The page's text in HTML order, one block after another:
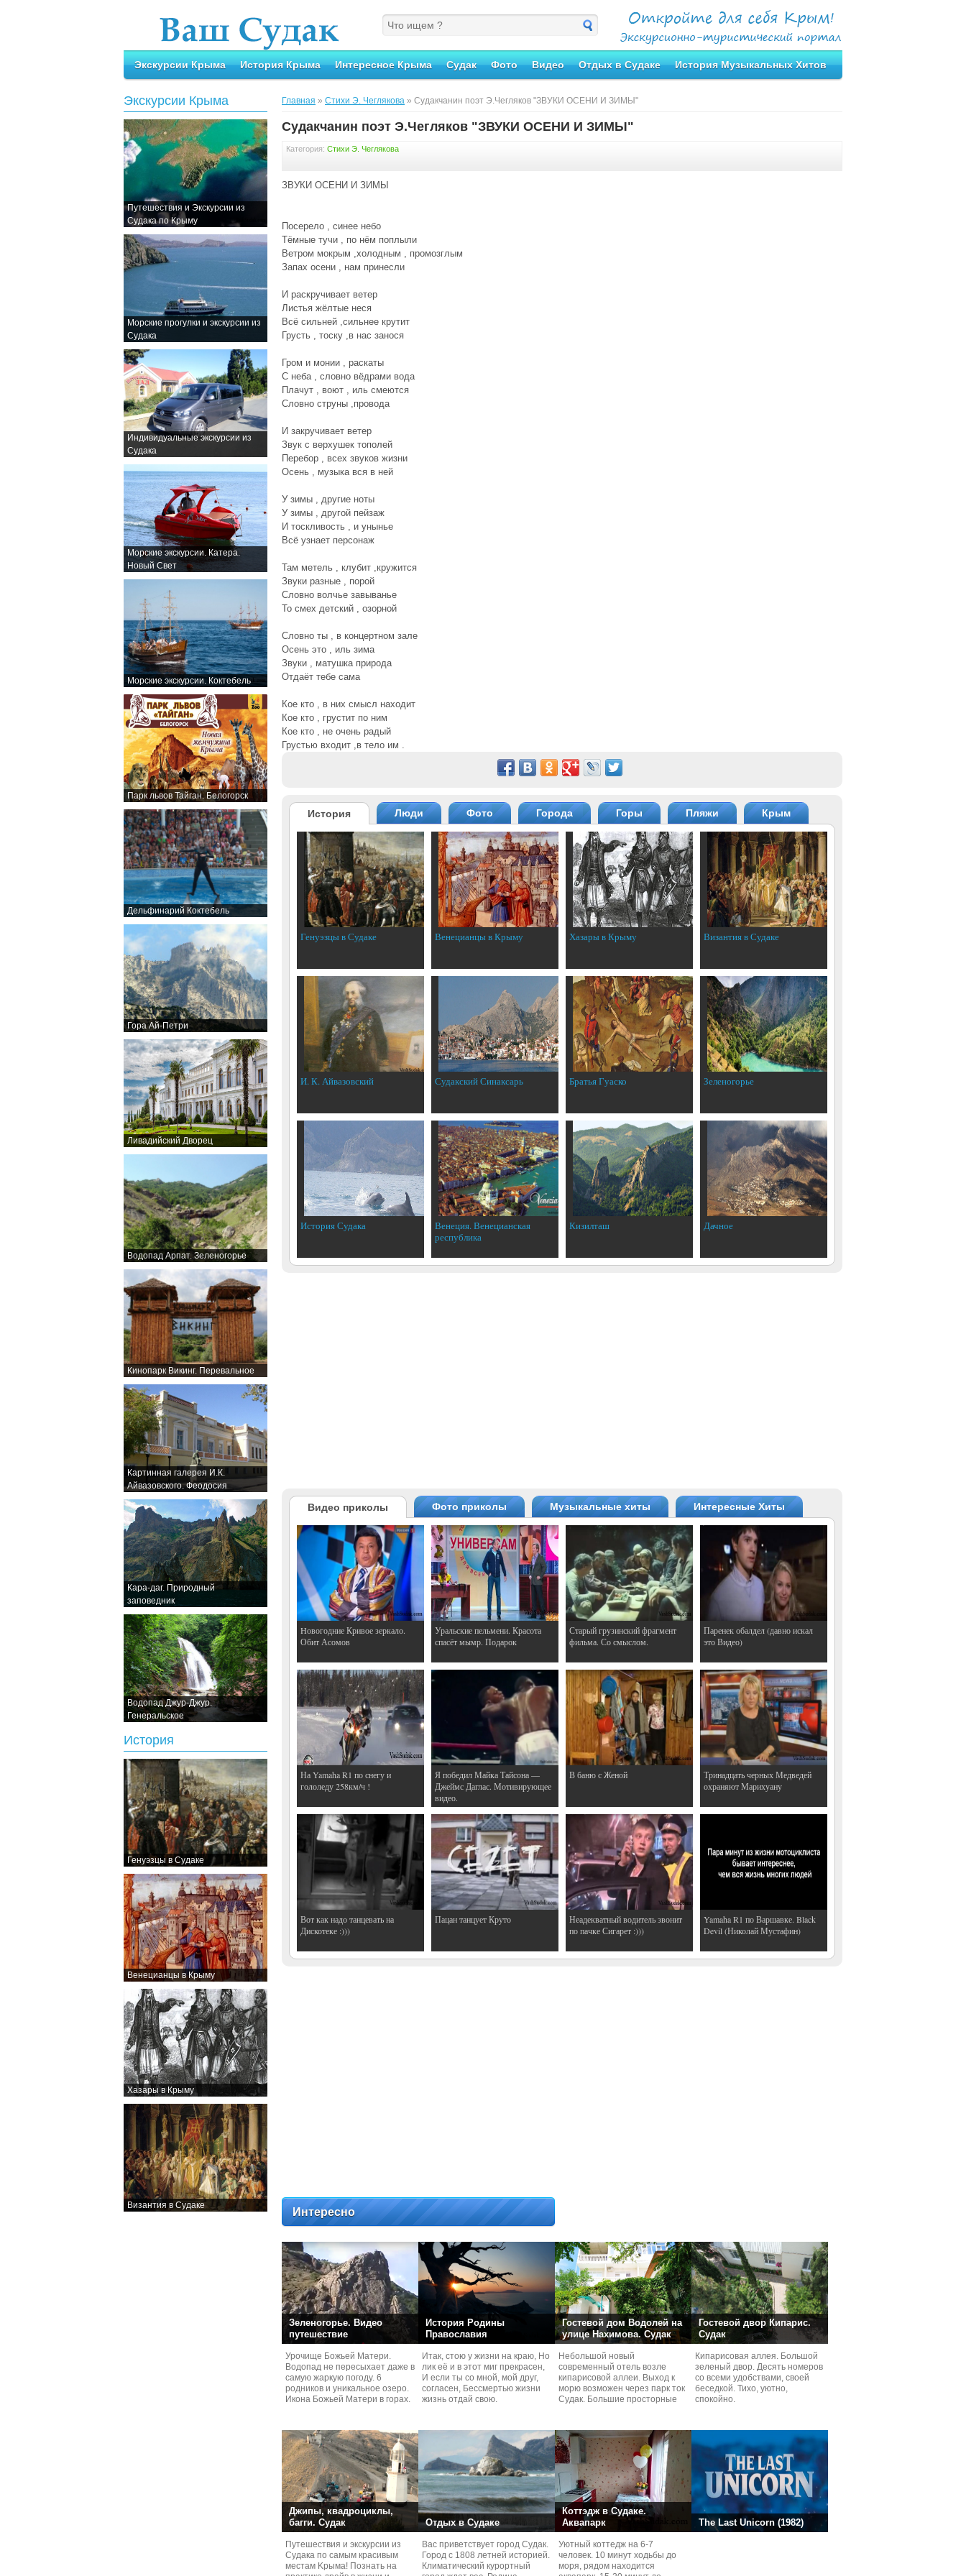
Экскурсии Крыма История Крыма Интересное Крыма Судак Фото Видео Отдых в Судаке История Музыкальных Хитов
Экскурсии Крыма
Путешествия и Экскурсии из
Судака по Крыму
Морские прогулки и экскурсии из
Судака
Индивидуальные экскурсии из
Судака
Морские экскурсии. Катера.
Новый Свет
Морские экскурсии. Коктебель
Парк львов Тайган. Белогорск
Дельфинарий Коктебель
Гора Ай-Петри
Ливадийский Дворец
Водопад Арпат. Зеленогорье
Кинопарк Викинг. Перевальное
Картинная галерея И.К.
Айвазовского. Феодосия
Кара-даг. Природный
заповедник
Водопад Джур-Джур.
Генеральское
История
Генуэзцы в Судаке
Венецианцы в Крыму
Хазары в Крыму
Византия в Судаке
Главная » Стихи Э. Чеглякова » Судакчанин поэт Э.Чегляков "ЗВУКИ ОСЕНИ И ЗИМЫ"
Судакчанин поэт Э.Чегляков "ЗВУКИ ОСЕНИ И ЗИМЫ"
Категория: Стихи Э. Чеглякова
ЗВУКИ ОСЕНИ И ЗИМЫ
Посерело , синее небо
Тёмные тучи , по нём поплыли
Ветром мокрым ,холодным , промозглым
Запах осени , нам принесли
И раскручивает ветер
Листья жёлтые неся
Всё сильней ,сильнее крутит
Грусть , тоску ,в нас занося
Гром и монии , раскаты
С неба , словно вёдрами вода
Плачут , воют , иль смеются
Словно струны ,провода
И закручивает ветер
Звук с верхушек тополей
Перебор , всех звуков жизни
Осень , музыка вся в ней
У зимы , другие ноты
У зимы , другой пейзаж
И тоскливость , и унынье
Всё узнает персонаж
Там метель , клубит ,кружится
Звуки разные , порой
Словно волчье завыванье
То смех детский , озорной
Словно ты , в концертном зале
Осень это , иль зима
Звуки , матушка природа
Отдаёт тебе сама
Кое кто , в них смысл находит
Кое кто , грустит по ним
Кое кто , не очень радый
Грустью входит ,в тело им .
История Люди Фото Города Горы Пляжи Крым
Генуэзцы в Судаке Венецианцы в Крыму Хазары в Крыму Византия в Судаке
И. К. Айвазовский Судакский Синаксарь Братья Гуаско Зеленогорье
История Судака
Венеция. Венецианская
республика
Кизилташ Дачное
Видео приколы Фото приколы Музыкальные хиты Интересные Хиты
Hовогодние Кривое зеркало.
Обит Асомов
Уральские пельмени. Красота
спасёт мымр. Подарок
Старый грузинский фрагмент
фильма. Со смыслом.
Паренек обалдел (давно искал
это Видео)
На Yamaha R1 по снегу и
гололеду 258км/ч !
Я победил Майка Тайсона —
Джеймс Даглас. Мотивирующее
видео.
В баню с Женой
Тринадцать черных Медведей
охраняют Марихуану
Вот как надо танцевать на
Дискотеке :)))
Пацан танцует Круто
Неадекватный водитель звонит
по пачке Сигарет :)))
Yamaha R1 по Варшавке. Black
Devil (Николай Мустафин)
Интересно
Зеленогорье. Видео
путешествие
Урочище Божьей Матери.
Водопад не пересыхает даже в
самую жаркую погоду. 6
родников и уникальное озеро.
Икона Божьей Матери в горах.
История Родины
Православия
Итак, стою у жизни на краю, Но
лик её и в этот миг прекрасен,
И если ты со мной, мой друг,
согласен, Бессмертью жизни
жизнь отдай свою.
Гостевой дом Водолей на
улице Нахимова. Судак
Небольшой новый
современный отель возле
кипарисовой аллеи. Выход к
морю возможен через парк ток
Судaк. Большие просторные
Гостевой двор Кипарис.
Судак
Кипарисовая аллея. Большой
зеленый двор. Десять номеров
со всеми удобствами, своей
беседкой. Тихо, уютно,
спокойно.
Джипы, квадроциклы,
багги. Судак
Путешествия и экскурcии из
Судaка по самым красивым
местам Kрыма! Познать на
Отдых в Судаке
Вас приветствует город Судак.
Город с 1808 летней историей.
Климатический курортный
Коттэдж в Судаке.
Аквапарк
Уютный коттедж на 6-7
человек. 10 минут ходьбы до
моря, рядом находится
The Last Unicorn (1982)